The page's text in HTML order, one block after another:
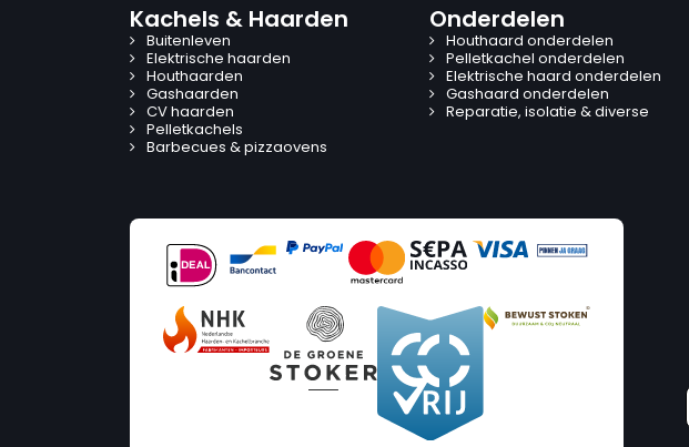
Kachels & Haarden
Buitenleven
Elektrische haarden
Houthaarden
Gashaarden
CV haarden
Pelletkachels
Barbecues & pizzaovens
Onderdelen
Houthaard onderdelen
Pelletkachel onderdelen
Elektrische haard onderdelen
Gashaard onderdelen
Reparatie, isolatie & diverse